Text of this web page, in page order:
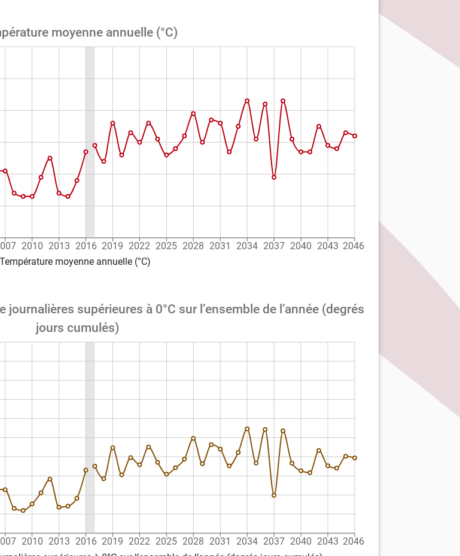
moyenne annuelle (°C)
2010 2013 2016 2019 2022 2025 2028 2031 2034 2037 2040 2043 2046
Température moyenne annuelle (°C)
supérieures à 0°C sur l’ensemble de l’année (degrés
jours cumulés)
2010 2013 2016 2019 2022 2025 2028 2031 2034 2037 2040 2043 2046